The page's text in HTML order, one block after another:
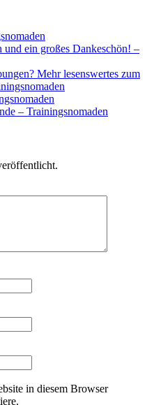
ein großes Dankeschön! –
Mehr lesenswertes zum
– Trainingsnomaden
in diesem Browser